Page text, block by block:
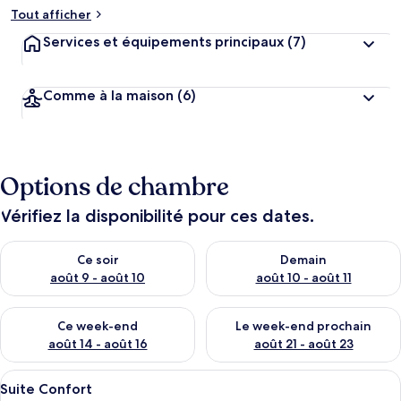
Tout afficher
Services et équipements principaux (7)
Comme à la maison (6)
Options de chambre
Vérifiez la disponibilité pour ces dates.
Ce soir
août 9 - août 10
Vérifier la disponibilité pour ce soir août 9 - août 10
Demain
août 10 - août 11
Vérifier la disponibilité pour
Ce week-end
août 14 - août 16
Vérifier la disponibilité pour ce week-end août 14 - août 16
Le week-end prochain
août 21 - août 23
Vérifier la disponibilité pour
Afficher
Une chambre à coucher moderne
10
Suite Confort